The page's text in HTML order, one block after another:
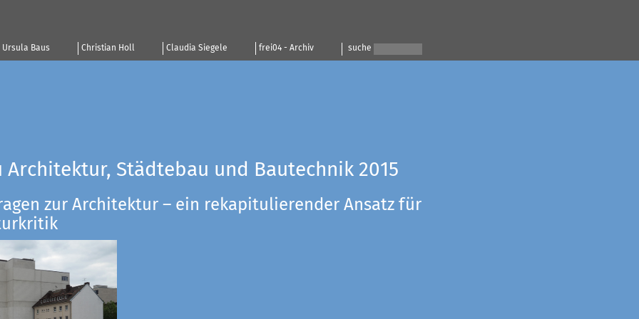
Ursula Baus Christian Holl Claudia Siegele frei04 - Archiv suche
Architektur, Städtebau und Bautechnik 2015
zur Architektur – ein rekapitulierender Ansatz für